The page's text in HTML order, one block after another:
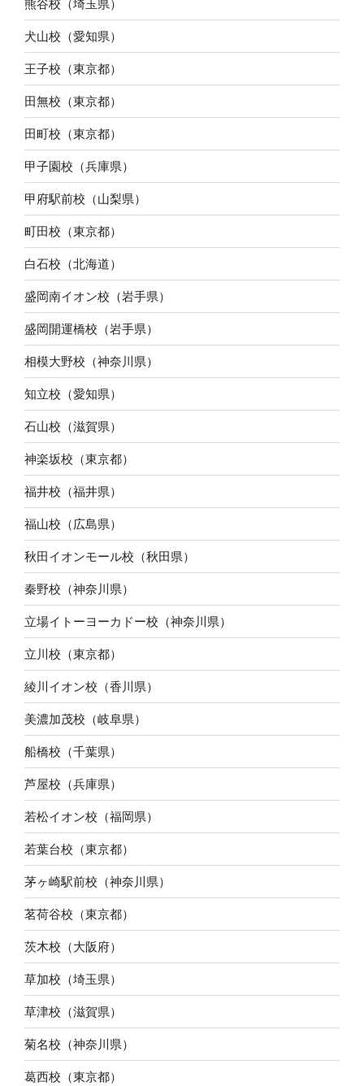
熊谷校（埼玉県）
犬山校（愛知県）
王子校（東京都）
田無校（東京都）
田町校（東京都）
甲子園校（兵庫県）
甲府駅前校（山梨県）
町田校（東京都）
白石校（北海道）
盛岡南イオン校（岩手県）
盛岡開運橋校（岩手県）
相模大野校（神奈川県）
知立校（愛知県）
石山校（滋賀県）
神楽坂校（東京都）
福井校（福井県）
福山校（広島県）
秋田イオンモール校（秋田県）
秦野校（神奈川県）
立場イトーヨーカドー校（神奈川県）
立川校（東京都）
綾川イオン校（香川県）
美濃加茂校（岐阜県）
船橋校（千葉県）
芦屋校（兵庫県）
若松イオン校（福岡県）
若葉台校（東京都）
茅ヶ崎駅前校（神奈川県）
茗荷谷校（東京都）
茨木校（大阪府）
草加校（埼玉県）
草津校（滋賀県）
菊名校（神奈川県）
葛西校（東京都）